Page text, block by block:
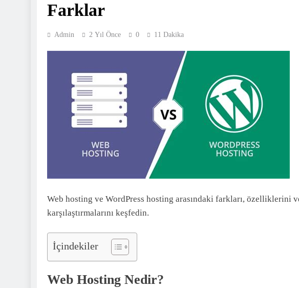
Farklar
Admin 2 Yıl Önce 0 11 Dakika
Web hosting ve WordPress hosting arasındaki farkları, özelliklerini
karşılaştırmalarını keşfedin.
İçindekiler
Web Hosting Nedir?